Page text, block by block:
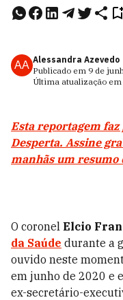
AA Alessandra Azevedo
Publicado em 9 de
Última atualização em
Esta reportagem
Desperta. Assine
manhãs um resumo
O coronel Elcio
da Saúde durante a
ouvido neste
em junho de 2020 e
ex-secretário-